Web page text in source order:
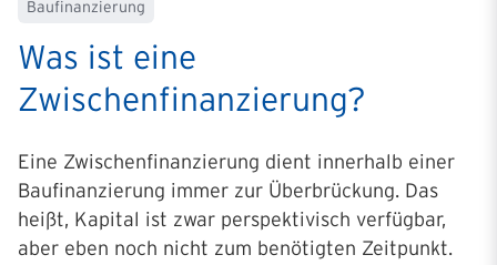
Baufinanzierung
Was ist eine
Zwischenfinanzierung?
Eine Zwischenfinanzierung dient innerhalb einer
Baufinanzierung immer zur Überbrückung. Das
heißt, Kapital ist zwar perspektivisch verfügbar,
aber eben noch nicht zum benötigten Zeitpunkt.